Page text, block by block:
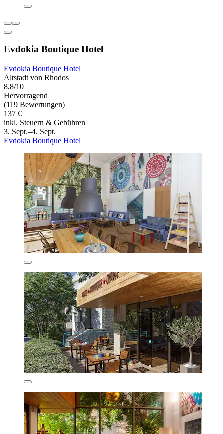
Evdokia Boutique Hotel
Evdokia Boutique Hotel
Altstadt von Rhodos
8,8/10
Hervorragend
(119 Bewertungen)
137 €
inkl. Steuern & Gebühren
3. Sept.–4. Sept.
Evdokia Boutique Hotel